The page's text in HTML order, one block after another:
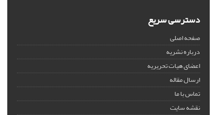
دسترسی سریع
صفحه اصلی
درباره نشریه
اعضای هیات تحریریه
ارسال مقاله
تماس با ما
نقشه سایت